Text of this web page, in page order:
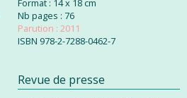
Format : 14 x 18 cm
Nb pages : 76
Parution : 2011
ISBN 978-2-7288-0462-7
Revue de presse